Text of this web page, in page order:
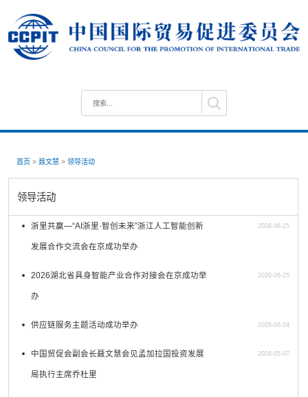
首页 > 聂文慧 > 领导活动
领导活动
浙里共赢—“AI浙里·智创未来”浙江人工智能创新
发展合作交流会在京成功举办
2026-06-25
2026湖北省具身智能产业合作对接会在京成功举
办
2026-06-25
供应链服务主题活动成功举办 2026-06-24
中国贸促会副会长聂文慧会见孟加拉国投资发展
局执行主席乔杜里
2026-05-07